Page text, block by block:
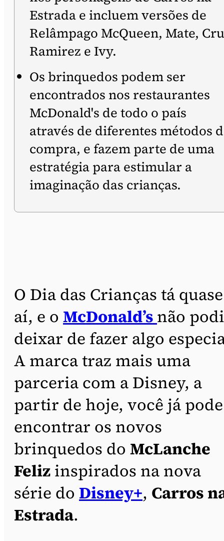
Estrada e incluem versões de
Relâmpago McQueen, Mate,
Ramirez e Ivy.
Os brinquedos podem ser
encontrados nos restaurantes
McDonald's de todo o país
através de diferentes métodos
compra, e fazem parte de uma
estratégia para estimular a
imaginação das crianças.
O Dia das Crianças tá quase
aí, e o McDonald’s não
deixar de fazer algo
A marca traz mais uma
parceria com a Disney, a
partir de hoje, você já pode
encontrar os novos
brinquedos do McLanche
Feliz inspirados na nova
série do Disney+, Carros
Estrada.